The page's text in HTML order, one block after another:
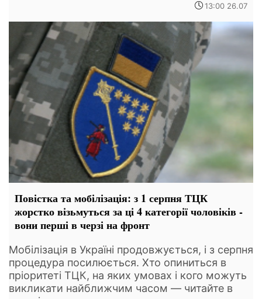
13:00 26.07
Повістка та мобілізація: з 1 серпня ТЦК
жорстко візьмуться за ці 4 категорії чоловіків -
вони перші в черзі на фронт
Мобілізація в Україні продовжується, і з серпня
процедура посилюється. Хто опиниться в
пріоритеті ТЦК, на яких умовах і кого можуть
викликати найближчим часом — читайте в